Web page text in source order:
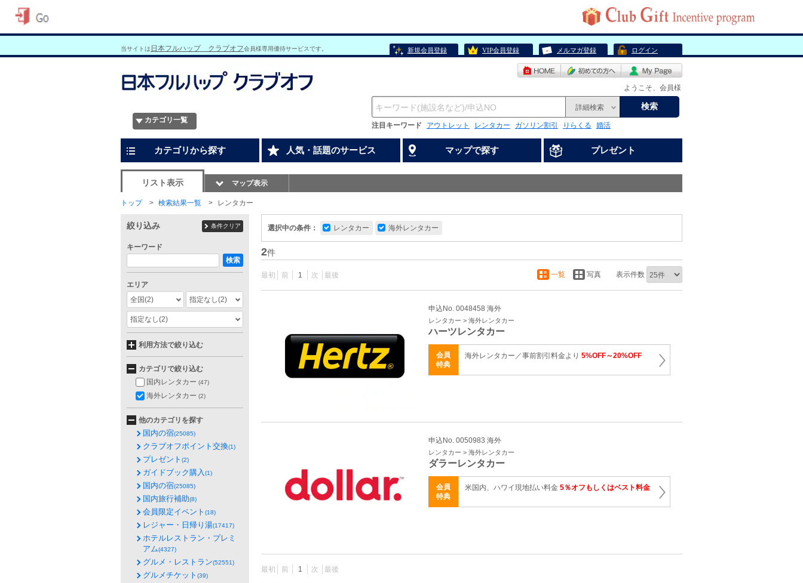
当サイトは 日本フルハップ クラブオフ会員様専用優待サービスです。 新規会員登録 VIP会員登録 メルマガ登録 ログイン
ようこそ、会員様
カテゴリ一覧
詳細検索 検索
注目キーワード アウトレット レンタカー ガソリン割引 りらくる 婚活
カテゴリから探す 人気・話題のサービス マップで探す プレゼント
リスト表示 マップ表示
トップ 検索結果一覧 レンタカー
選択中の条件： レンタカー 海外レンタカー
2件
最初 前 1 次 最後 一覧 写真 表示件数
申込No. 0048458 海外
レンタカー > 海外レンタカー
ハーツレンタカー
会員
特典
海外レンタカー／事前割引料金より 5%OFF～20%OFF
申込No. 0050983 海外
レンタカー > 海外レンタカー
ダラーレンタカー
会員
特典
米国内、ハワイ現地払い料金 5％オフもしくはベスト料金
最初 前 1 次 最後
絞り込み 条件クリア
キーワード
検索
エリア
全国(2) 指定なし(2)
指定なし(2)
利用方法で絞り込む
カテゴリで絞り込む
国内レンタカー (47)
海外レンタカー (2)
他のカテゴリを探す
国内の宿(25085)
クラブオフポイント交換(1)
プレゼント (2)
ガイドブック購入(1)
国内の宿(25085)
国内旅行補助(8)
会員限定イベント (18)
レジャー・日帰り湯(17417)
ホテルレストラン・プレミ
アム(4327)
グルメ・レストラン(52551)
グルメチケット (39)